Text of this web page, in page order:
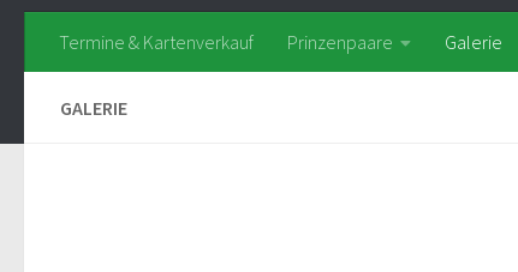
Termine & Kartenverkauf Prinzenpaare Galerie
GALERIE